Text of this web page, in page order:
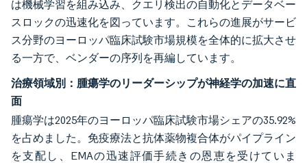
は機械学習を組み込み、クエリ検出の自動化とデータベー
スロックの迅速化を図っています。これらの進展がサービ
ス分野のヨーロッパ臨床試験市場規模を全体的に拡大させ
る一方で、ベンダーの序列を再編しています。
治療領域別：腫瘍学のリーダーシップが神経学の加速に直
面
腫瘍学は2025年のヨーロッパ臨床試験市場シェアの35.92%
を占めました。免疫療法と抗体薬物複合体がパイプライン
を支配し、EMAの迅速評価手続きの恩恵を受けていま